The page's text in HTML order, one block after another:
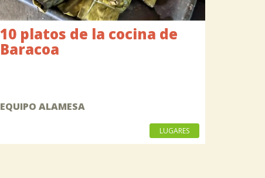
10 platos de la cocina de
Baracoa
EQUIPO ALAMESA
LUGARES